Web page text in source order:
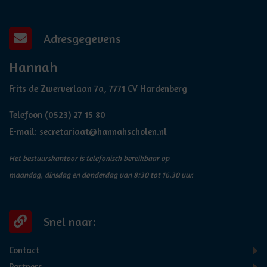
Adresgegevens
Hannah
Frits de Zwerverlaan 7a, 7771 CV Hardenberg
Telefoon (0523) 27 15 80
E-mail: secretariaat@hannahscholen.nl
Het bestuurskantoor is telefonisch bereikbaar op
maandag, dinsdag en donderdag van 8:30 tot 16.30 uur.
Snel naar:
Contact